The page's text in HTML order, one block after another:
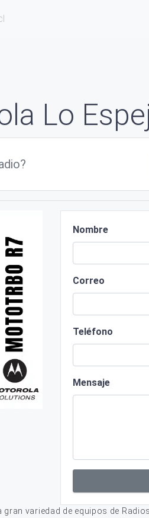
Lo
Nombre
Correo
Teléfono
Mensaje
variedad de equipos de